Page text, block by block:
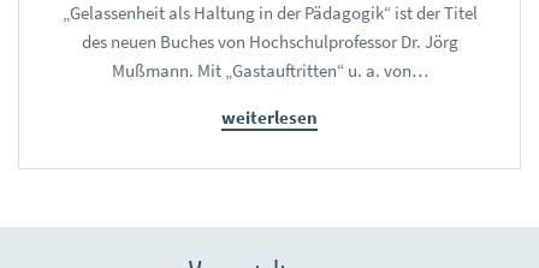
„Gelassenheit als Haltung in der Pädagogik“ ist der Titel
des neuen Buches von Hochschulprofessor Dr. Jörg
Mußmann. Mit „Gastauftritten“ u. a. von…
weiterlesen